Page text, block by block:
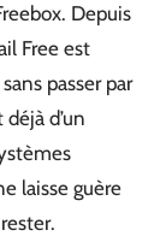
Depuis
Free est
passer par
d’un
laisse guère